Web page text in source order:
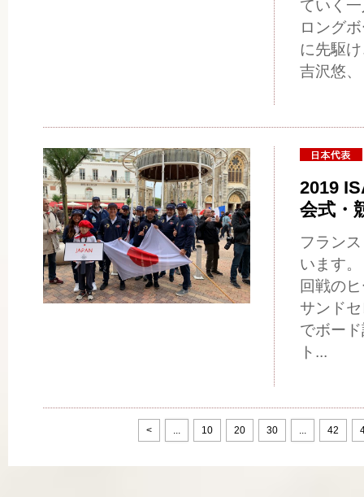
ていく
ロング
に先駆
吉沢悠
2019
会式・
フラン
います
回戦の
サンド
でボー
ト...
< ... 10 20 30 ... 42